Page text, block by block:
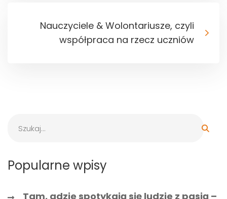
Popularne wpisy
Tam, gdzie spotykają się ludzie z pasją –
Nauczyciele & Wolontariusze, czyli
współpraca na rzecz uczniów